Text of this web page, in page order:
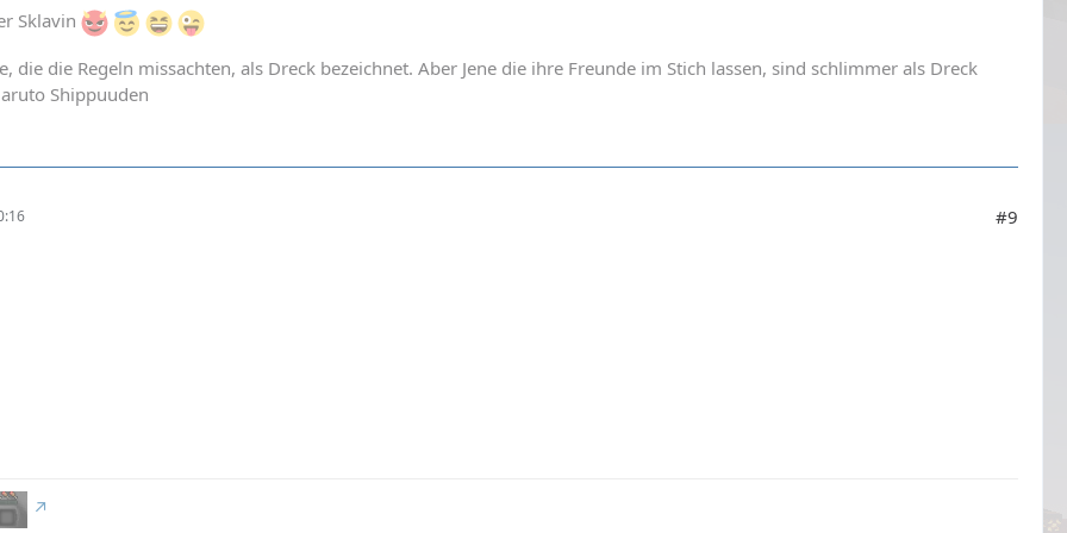
Sklavin
die die Regeln missachten, als Dreck bezeichnet. Aber Jene die ihre Freunde im Stich lassen, sind schlimmer als Dreck
Shippuuden
#9